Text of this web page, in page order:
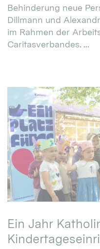
Behinderung neue
Dillmann und
im Rahmen der
Caritasverbandes. ...
Ein Jahr